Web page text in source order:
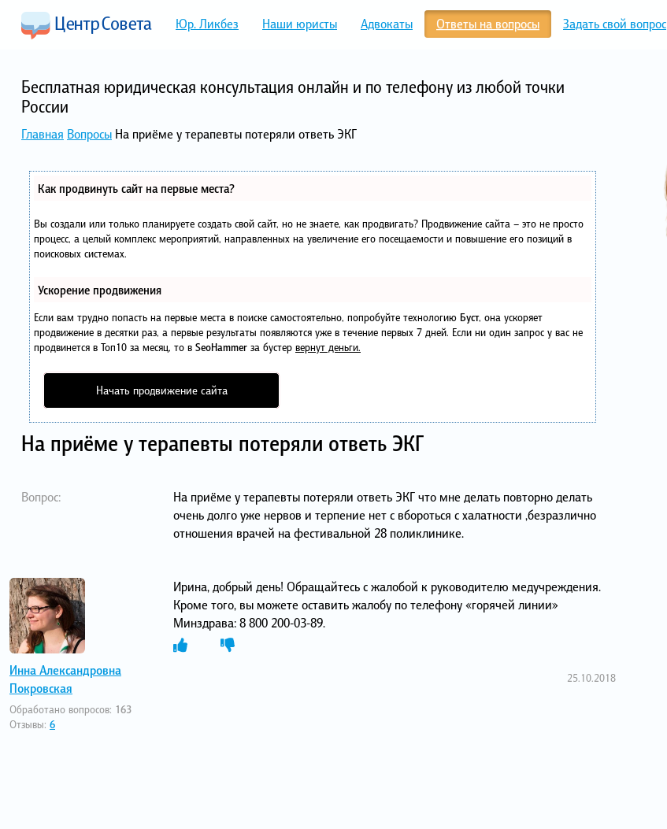
Юр. Ликбез Наши юристы Адвокаты Ответы на вопросы Задать свой вопрос
Бесплатная юридическая консультация онлайн и по телефону из любой точки
России
Главная Вопросы На приёме у терапевты потеряли ответь ЭКГ
Как продвинуть сайт на первые места?
Вы создали или только планируете создать свой сайт, но не знаете, как продвигать? Продвижение сайта – это не просто
процесс, а целый комплекс мероприятий, направленных на увеличение его посещаемости и повышение его позиций в
поисковых системах.
Ускорение продвижения
Если вам трудно попасть на первые места в поиске самостоятельно, попробуйте технологию Буст, она ускоряет
продвижение в десятки раз, а первые результаты появляются уже в течение первых 7 дней. Если ни один запрос у вас не
продвинется в Топ10 за месяц, то в SeoHammer за бустер вернут деньги.
Начать продвижение сайта
На приёме у терапевты потеряли ответь ЭКГ
Вопрос:
На приёме у терапевты потеряли ответь ЭКГ что мне делать повторно делать
очень долго уже нервов и терпение нет с вбороться с халатности ,безразлично
отношения врачей на фестивальной 28 поликлинике.
Инна Александровна
Покровская
Обработано вопросов: 163
Отзывы: 6
Ирина, добрый день! Обращайтесь с жалобой к руководителю медучреждения.
Кроме того, вы можете оставить жалобу по телефону «горячей линии»
Минздрава: 8 800 200-03-89.
25.10.2018